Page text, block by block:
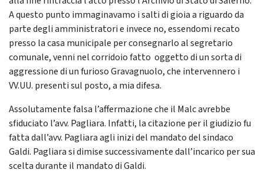
A questo punto immaginavamo i salti di gioia a riguardo da
parte degli amministratori e invece no, essendomi recato
presso la casa municipale per consegnarlo al segretario
comunale, venni nel corridoio fatto oggetto di un sorta di
aggressione di un furioso Gravagnuolo, che intervennero i
VV.UU. presenti sul posto, a mia difesa.
Assolutamente falsa l’affermazione che il Malc avrebbe
sfiduciato l’avv. Pagliara. Infatti, la citazione per il giudizio fu
fatta dall’avv. Pagliara agli inizi del mandato del sindaco
Galdi. Pagliara si dimise successivamente dall’incarico per sua
scelta durante il mandato di Galdi.